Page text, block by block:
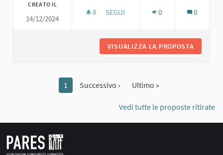
CREATO IL
14/12/2024
8 8 SOSTENITORI
SEGUI 0 0
VISUALIZZA LA PROPOSTA
1 Successivo › Ultimo »
Vedi tutte le proposte ritirate